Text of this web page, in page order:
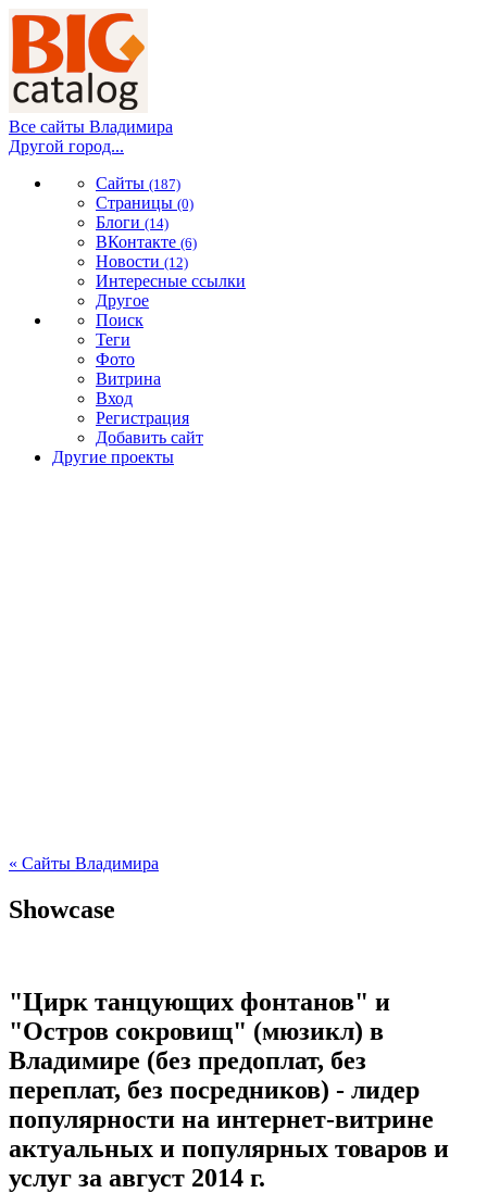
Все сайты Владимира
Другой город...
Сайты (187)
Страницы (0)
Блоги (14)
ВКонтакте (6)
Новости (12)
Интересные ссылки
Другое
Поиск
Теги
Фото
Витрина
Вход
Регистрация
Добавить сайт
Другие проекты
« Сайты Владимира
Showcase
"Цирк танцующих фонтанов" и
"Остров сокровищ" (мюзикл) в
Владимире (без предоплат, без
переплат, без посредников) - лидер
популярности на интернет-витрине
актуальных и популярных товаров и
услуг за август 2014 г.